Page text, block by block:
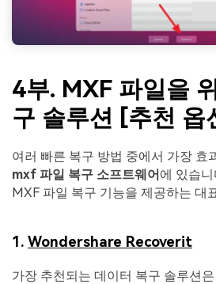
4부. MXF 파일을
구 솔루션 [추천 옵
여러 빠른 복구 방법 중에서 가장 효
mxf 파일 복구 소프트웨어 에 있습
MXF 파일 복구 기능을 제공하는 대
1. Wondershare Recoverit
가장 추천되는 데이터 복구 솔루션